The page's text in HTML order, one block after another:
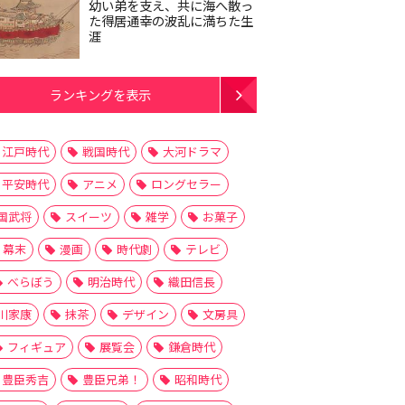
幼い弟を支え、共に海へ散っ
た得居通幸の波乱に満ちた生
涯
ランキングを表示
江戸時代 戦国時代
大河ドラマ
平安時代
アニメ
ロングセラー
武将
スイーツ 雑学
お菓子
幕末
漫画 時代劇
テレビ
べらぼう
明治時代
織田信長
家康
抹茶 デザイン
文房具
フィギュア
展覧会
鎌倉時代
豊臣秀吉
豊臣兄弟！
昭和時代